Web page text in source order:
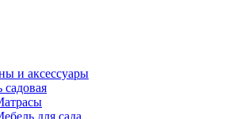
и аксессуары
для сада